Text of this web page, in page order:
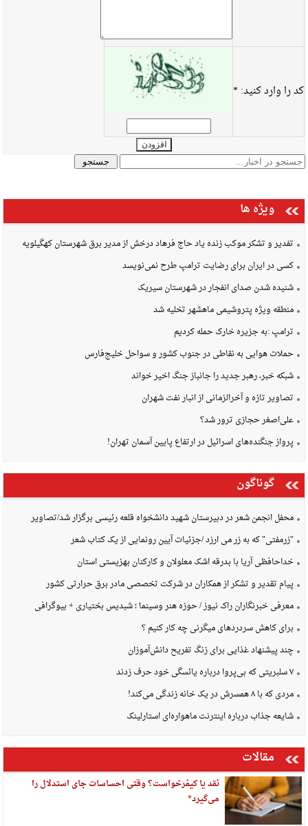
کد را وارد کنید:*
افزودن
ویژه ها
تفدیر و تشکر موکب زنده یاد حاج فرهاد درخش از مدیر برق شهرستان کهگیلویه
کسی در ایران برای رضایت ترامپ طرح نمی‌نویسد
شنیده شدن صدای انفجار در شهرستان سیریک
منطقه ویژه پتروشیمی ماهشهر تخلیه شد
ترامپ :به جزیره خارک حمله کردیم
حملات هوایی به نقاطی در جنوب کشور و سواحل خلیج‌فارس
شبکه خبر، رهبر جدید را جانباز جنگ اخیر خواند
تصاویر تازه و آخرالزمانی از انبار نفت شهران
علی‌اصغر حجازی ترور شد؟
پرواز جنگنده‌های اسرائیل در ارتفاع پایین آسمان تهران!
گوناگون
محفل انجمن شعر در دبیرستان شهید دانشخواه قلعه رئیسی برگزار شد/تصاویر
"زرمفتی" که به زر می ارزد /جزئیات آیین رونمایی از یک کتاب شعر
خداحافظی آریا با بدرقه اشک معلولان و کارکنان بهزیستی استان
پیام تقدیر و تشکر از همکاران در شرکت تخصصی مادر برق حرارتی کشور
معرفی خبرنگاران راک نیوز / حوزه هنر وسینما ؛ شبدیس بختیاری + بیوگرافی
برای کاهش سردردهای میگرنی چه کار کنیم ؟
چند پیشنهاد غذایی برای زنگ تفریح دانش‌آموزان
۷ سلبریتی که بی‌پروا درباره یائسگی خود حرف زدند
مردی که با ۸ همسرش در یک خانه زندگی می‌کند!
شایعه جذاب درباره اینترنت ماهواره‌ای استارلینک
مقالات
نقد یا کیفرخواست؟ وقتی احساسات جای استدلال را
می‌گیرد*